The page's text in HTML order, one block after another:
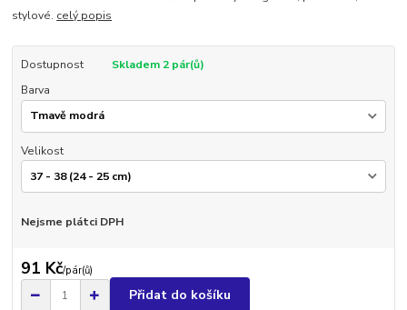
stylové. celý popis
Dostupnost
Skladem 2 pár(ů)
Barva
Velikost
Nejsme plátci DPH
91 Kč/pár(ů)
Přidat do košíku